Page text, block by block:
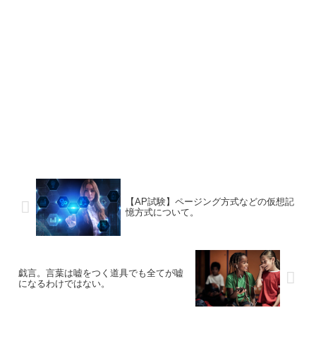
【AP試験】ページング方式などの仮想記
憶方式について。
戯言。言葉は嘘をつく道具でも全てが嘘
になるわけではない。